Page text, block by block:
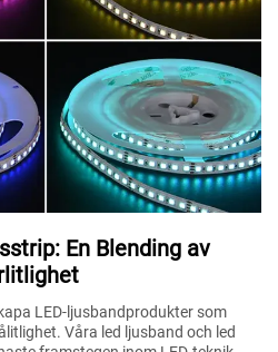
En Blending av
LED-ljusbandprodukter som
Våra led ljusband och led